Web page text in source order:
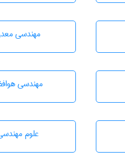
مهندسی
مهندسی
علوم